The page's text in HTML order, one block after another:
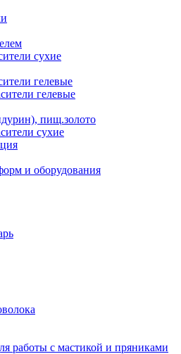
сухие
гелевые
гелевые
пищ.золото
сухие
и оборудования
работы с мастикой и пряниками